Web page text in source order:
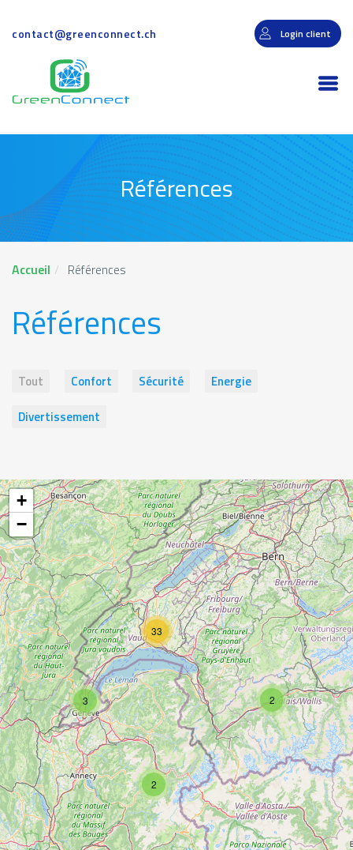
contenu
contact@greenconnect.ch Login client
Références
Accueil Références
Références
Tout Confort Sécurité
Energie
Divertissement
2
2
3
33
+
−